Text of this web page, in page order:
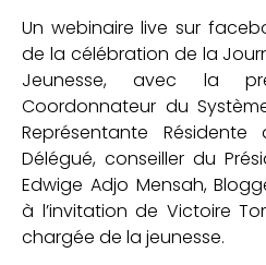
Un webinaire live sur
de la célébration de la
Jeunesse, avec la
Coordonnateur du
Représentante Résidente
Délégué, conseiller du
Edwige Adjo Mensah,
à l’invitation de Victoire
chargée de la jeunesse.